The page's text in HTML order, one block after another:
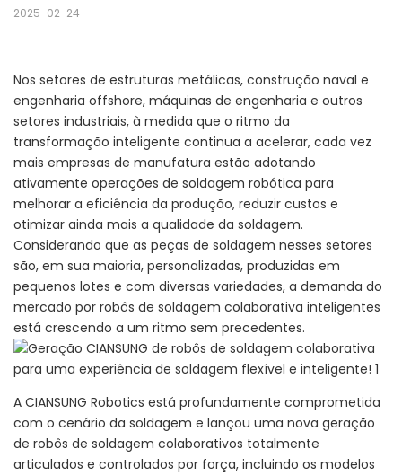
2025-02-24
Nos setores de estruturas metálicas, construção naval e
engenharia offshore, máquinas de engenharia e outros
setores industriais, à medida que o ritmo da
transformação inteligente continua a acelerar, cada vez
mais empresas de manufatura estão adotando
ativamente operações de soldagem robótica para
melhorar a eficiência da produção, reduzir custos e
otimizar ainda mais a qualidade da soldagem.
Considerando que as peças de soldagem nesses setores
são, em sua maioria, personalizadas, produzidas em
pequenos lotes e com diversas variedades, a demanda do
mercado por robôs de soldagem colaborativa inteligentes
está crescendo a um ritmo sem precedentes.
A CIANSUNG Robotics está profundamente comprometida
com o cenário da soldagem e lançou uma nova geração
de robôs de soldagem colaborativos totalmente
articulados e controlados por força, incluindo os modelos